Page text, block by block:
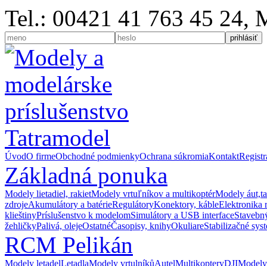
Tel.: 00421 41 763 45 24,
ÚvodO firmeObchodné podmienkyOchrana súkromiaKontakt
Základná ponuka
Modely lietadiel, rakietModely vrtuľníkov a multikoptérModely
zdrojeAkumulátory a batérieRegulátoryKonektory, kábleElektronika
klieštinyPríslušenstvo k modelomSimulátory a USB interface
žehličkyPalivá, olejeOstatnéČasopisy, knihyOkuliareStabilizačné
RCM Pelikán
Modely letadelLetadlaModely vrtulníkůAutelMultikopteryDJI